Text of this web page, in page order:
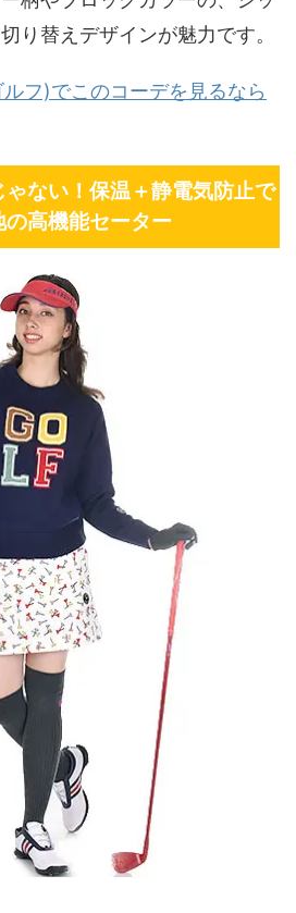
り替えデザインが魅力です。
フ)でこのコーデを見るなら
ゃない！保温＋静電気防止で
高機能セーター